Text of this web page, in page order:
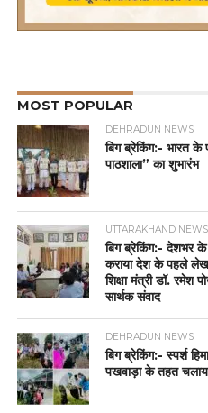
MOST POPULAR
DEHRADUN NEWS
बिग ब्रेकिंग:- भारत
पाठशाला” का शुभारंभ
UTTARAKHAND NEWS
बिग ब्रेकिंग:- देशभर
कराया देश के पहले
शिक्षा मंत्री डॉ. रमेश
सार्थक संवाद
DEHRADUN NEWS
बिग ब्रेकिंग:- स्पर्श
पखवाड़ा के तहत